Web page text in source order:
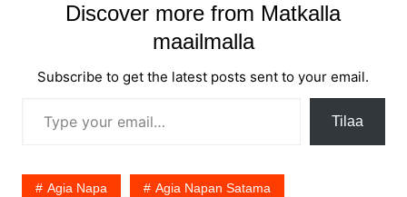
Discover more from Matkalla
maailmalla
Subscribe to get the latest posts sent to your email.
Tilaa
Agia Napa Agia Napan Satama